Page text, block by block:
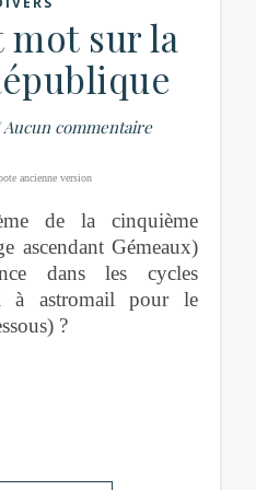
sur la
Aucun commentaire
ancienne version
de la cinquième
ascendant Gémeaux)
dans les cycles
à astromail pour le
?